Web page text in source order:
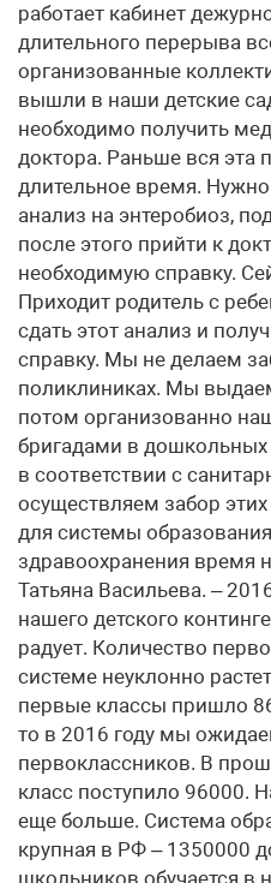
работает кабинет
длительного перерыва
организованные
вышли в наши детские
необходимо получить
доктора. Раньше вся эта
длительное время.
анализ на энтеробиоз,
после этого прийти к
необходимую справку.
Приходит родитель с
сдать этот анализ и
справку. Мы не делаем
поликлиниках. Мы
потом организованно
бригадами в
в соответствии с
осуществляем забор
для системы
здравоохранения время
Татьяна Васильева. –
нашего детского
радует. Количество
системе неуклонно
первые классы пришло
то в 2016 году мы
первоклассников. В
класс поступило 96000.
еще больше. Система
крупная в РФ – 1350000
школьников обучается в